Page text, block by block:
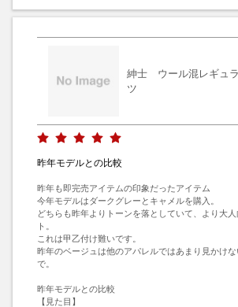
紳士 ウール混レギュ
ツ
昨年モデルとの比較
昨年も即完売アイテムの印象だったアイテム
今年モデルはダークグレーとキャメルを購入。
どちらも昨年よりトーンを落としていて、より大
ト。
これは甲乙付け難いです。
昨年のベージュは他のアパレルではあまり見かけ
で。
昨年モデルとの比較
【見た目】